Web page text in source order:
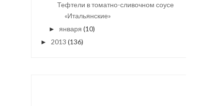
Тефтели в томатно-сливочном соусе
«Итальянские»
► января (10)
► 2013 (136)